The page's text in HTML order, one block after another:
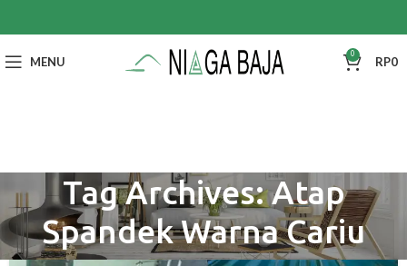
MENU 0 RP0
Tag Archives: Atap
Spandek Warna Cariu